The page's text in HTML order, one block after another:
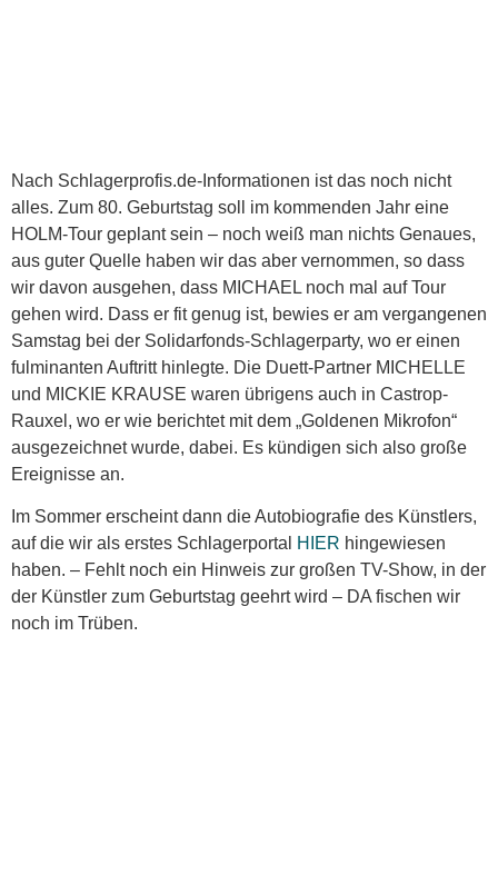
Nach Schlagerprofis.de-Informationen ist das noch nicht
alles. Zum 80. Geburtstag soll im kommenden Jahr eine
HOLM-Tour geplant sein – noch weiß man nichts Genaues,
aus guter Quelle haben wir das aber vernommen, so dass
wir davon ausgehen, dass MICHAEL noch mal auf Tour
gehen wird. Dass er fit genug ist, bewies er am vergangenen
Samstag bei der Solidarfonds-Schlagerparty, wo er einen
fulminanten Auftritt hinlegte. Die Duett-Partner MICHELLE
und MICKIE KRAUSE waren übrigens auch in Castrop-
Rauxel, wo er wie berichtet mit dem „Goldenen Mikrofon“
ausgezeichnet wurde, dabei. Es kündigen sich also große
Ereignisse an.
Im Sommer erscheint dann die Autobiografie des Künstlers,
auf die wir als erstes Schlagerportal
HIER hingewiesen
haben. – Fehlt noch ein Hinweis zur großen TV-Show, in der
der Künstler zum Geburtstag geehrt wird – DA fischen wir
noch im Trüben.